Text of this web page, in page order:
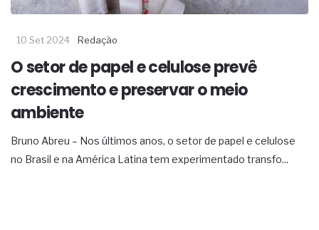
10 Set 2024 Redação
O setor de papel e celulose prevê
crescimento e preservar o meio
ambiente
Bruno Abreu – Nos últimos anos, o setor de papel e celulose
no Brasil e na América Latina tem experimentado transfo...